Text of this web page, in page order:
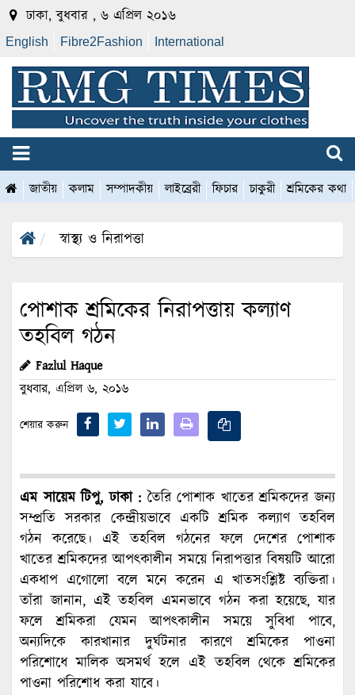
ঢাকা, বুধবার , ৬ এপ্রিল ২০১৬
English Fibre2Fashion International
জাতীয় কলাম সম্পাদকীয় লাইব্রেরী ফিচার চাকুরী শ্রমিকের কথা
স্বাস্থ্য ও নিরাপত্তা
পোশাক শ্রমিকের নিরাপত্তায় কল্যাণ
তহবিল গঠন
Fazlul Haque
বুধবার, এপ্রিল ৬, ২০১৬
শেয়ার করুন
এম সায়েম টিপু, ঢাকা :তৈরি পোশাক খাতের শ্রমিকদের জন্য
সম্প্রতি সরকার কেন্দ্রীয়ভাবে একটি শ্রমিক কল্যাণ তহবিল
গঠন করেছে। এই তহবিল গঠনের ফলে দেশের পোশাক
খাতের শ্রমিকদের আপত্কালীন সময়ে নিরাপত্তার বিষয়টি আরো
একধাপ এগোলো বলে মনে করেন এ খাতসংশ্লিষ্ট ব্যক্তিরা।
তাঁরা জানান, এই তহবিল এমনভাবে গঠন করা হয়েছে, যার
ফলে শ্রমিকরা যেমন আপত্কালীন সময়ে সুবিধা পাবে,
অন্যদিকে কারখানার দুর্ঘটনার কারণে শ্রমিকের পাওনা
পরিশোধে মালিক অসমর্থ হলে এই তহবিল থেকে শ্রমিকের
পাওনা পরিশোধ করা যাবে।